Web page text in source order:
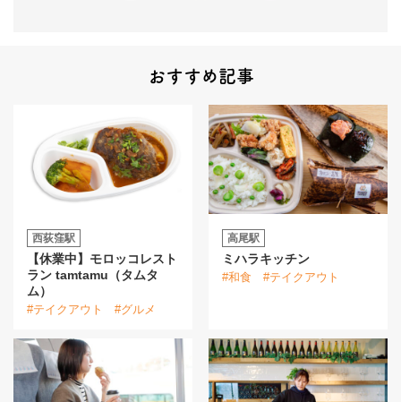
おすすめ記事
西荻窪駅
【休業中】モロッコレスト
ラン tamtamu（タムタ
ム）
#テイクアウト #グルメ
高尾駅
ミハラキッチン
#和食 #テイクアウト